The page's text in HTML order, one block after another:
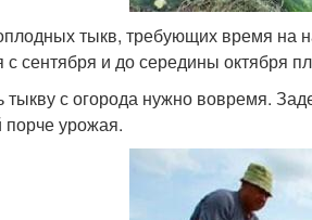
тыкв, требующих время на
с сентября и до середины октября
с огорода нужно вовремя.
порче урожая.